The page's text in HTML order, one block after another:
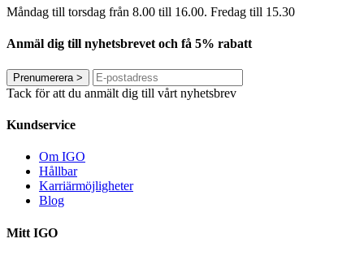
Måndag till torsdag från 8.00 till 16.00. Fredag ​​till 15.30
Anmäl dig till nyhetsbrevet och få 5% rabatt
Prenumerera >
Tack för att du anmält dig till vårt nyhetsbrev
Kundservice
Om IGO
Hållbar
Karriärmöjligheter
Blog
Mitt IGO